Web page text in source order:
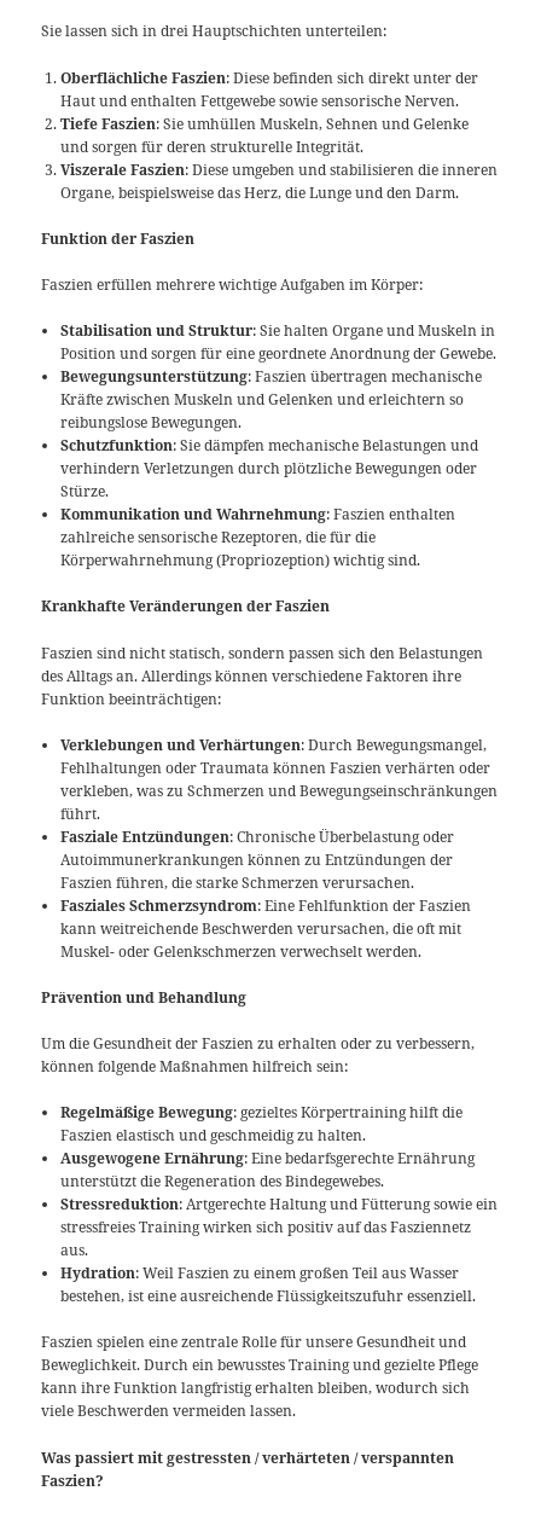
Sie lassen sich in drei Hauptschichten unterteilen:
Oberflächliche Faszien: Diese befinden sich direkt unter der
Haut und enthalten Fettgewebe sowie sensorische Nerven.
Tiefe Faszien: Sie umhüllen Muskeln, Sehnen und Gelenke
und sorgen für deren strukturelle Integrität.
Viszerale Faszien: Diese umgeben und stabilisieren die inneren
Organe, beispielsweise das Herz, die Lunge und den Darm.
Funktion der Faszien
Faszien erfüllen mehrere wichtige Aufgaben im Körper:
Stabilisation und Struktur: Sie halten Organe und Muskeln in
Position und sorgen für eine geordnete Anordnung der Gewebe.
Bewegungsunterstützung: Faszien übertragen mechanische
Kräfte zwischen Muskeln und Gelenken und erleichtern so
reibungslose Bewegungen.
Schutzfunktion: Sie dämpfen mechanische Belastungen und
verhindern Verletzungen durch plötzliche Bewegungen oder
Stürze.
Kommunikation und Wahrnehmung: Faszien enthalten
zahlreiche sensorische Rezeptoren, die für die
Körperwahrnehmung (Propriozeption) wichtig sind.
Krankhafte Veränderungen der Faszien
Faszien sind nicht statisch, sondern passen sich den Belastungen
des Alltags an. Allerdings können verschiedene Faktoren ihre
Funktion beeinträchtigen:
Verklebungen und Verhärtungen: Durch Bewegungsmangel,
Fehlhaltungen oder Traumata können Faszien verhärten oder
verkleben, was zu Schmerzen und Bewegungseinschränkungen
führt.
Fasziale Entzündungen: Chronische Überbelastung oder
Autoimmunerkrankungen können zu Entzündungen der
Faszien führen, die starke Schmerzen verursachen.
Fasziales Schmerzsyndrom: Eine Fehlfunktion der Faszien
kann weitreichende Beschwerden verursachen, die oft mit
Muskel- oder Gelenkschmerzen verwechselt werden.
Prävention und Behandlung
Um die Gesundheit der Faszien zu erhalten oder zu verbessern,
können folgende Maßnahmen hilfreich sein:
Regelmäßige Bewegung: gezieltes Körpertraining hilft die
Faszien elastisch und geschmeidig zu halten.
Ausgewogene Ernährung: Eine bedarfsgerechte Ernährung
unterstützt die Regeneration des Bindegewebes.
Stressreduktion: Artgerechte Haltung und Fütterung sowie ein
stressfreies Training wirken sich positiv auf das Fasziennetz
aus.
Hydration: Weil Faszien zu einem großen Teil aus Wasser
bestehen, ist eine ausreichende Flüssigkeitszufuhr essenziell.
Faszien spielen eine zentrale Rolle für unsere Gesundheit und
Beweglichkeit. Durch ein bewusstes Training und gezielte Pflege
kann ihre Funktion langfristig erhalten bleiben, wodurch sich
viele Beschwerden vermeiden lassen.
Was passiert mit gestressten / verhärteten / verspannten
Faszien?